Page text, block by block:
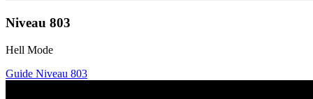
Niveau 803
Hell Mode
Guide Niveau 803